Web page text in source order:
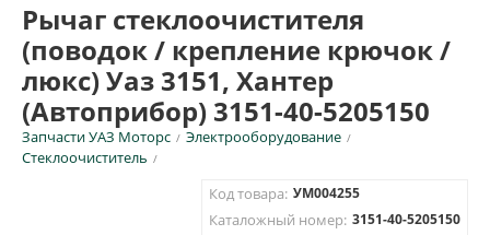
Рычаг стеклоочистителя
(поводок / крепление крючок /
люкс) Уаз 3151, Хантер
(Автоприбор) 3151-40-5205150
Запчасти УАЗ Моторс / Электрооборудование /
Стеклоочиститель /
Код товара: УМ004255
Каталожный номер: 3151-40-5205150